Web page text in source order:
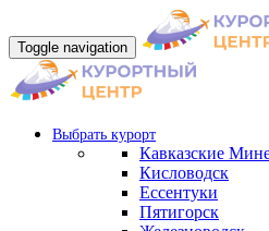
Toggle navigation
Выбрать курорт
Кавказские
Кисловодск
Ессентуки
Пятигорск